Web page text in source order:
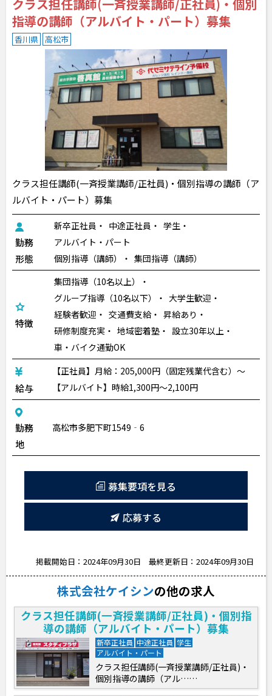
クラス担任講師(一斉授業講師/正社員)・個別
指導の講師（アルバイト・パート）募集
香川県 高松市
クラス担任講師(一斉授業講師/正社員)・個別指導の講師（ア
ルバイト・パート）募集
勤務
形態
新卒正社員 中途正社員
学生
アルバイト・パート
個別指導（講師）
集団指導（講師）
特徴
集団指導（10名以上）
グループ指導（10名以下）
大学生歓迎
経験者歓迎
交通費支給
昇給あり
研修制度充実
地域密着塾
設立30年以上
車・バイク通勤OK
給与
【正社員】月給：205,000円（固定残業代含む）～
【アルバイト】時給1,300円〜2,100円
勤務
地
高松市多肥下町1549‐6
募集要項を見る
応募する
掲載開始日：2024年09月30日 最終更新日：2024年09月30日
株式会社ケイシンの他の求人
クラス担任講師(一斉授業講師/正社員)・個別指
導の講師（アルバイト・パート）募集
新卒正社員 中途正社員 学生
アルバイト・パート
クラス担任講師(一斉授業講師/正社員)・
個別指導の講師（アル……